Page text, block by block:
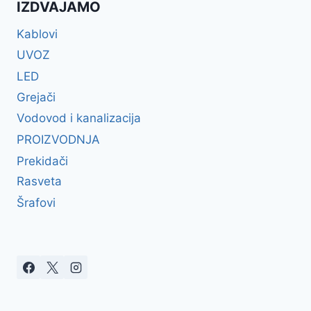
IZDVAJAMO
Kablovi
UVOZ
LED
Grejači
Vodovod i kanalizacija
PROIZVODNJA
Prekidači
Rasveta
Šrafovi